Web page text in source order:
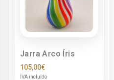
Jarra Arco Íris
105,00€
IVA incluído